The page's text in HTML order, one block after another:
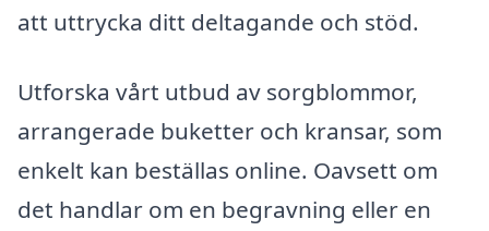
att uttrycka ditt deltagande och stöd.
Utforska vårt utbud av sorgblommor,
arrangerade buketter och kransar, som
enkelt kan beställas online. Oavsett om
det handlar om en begravning eller en